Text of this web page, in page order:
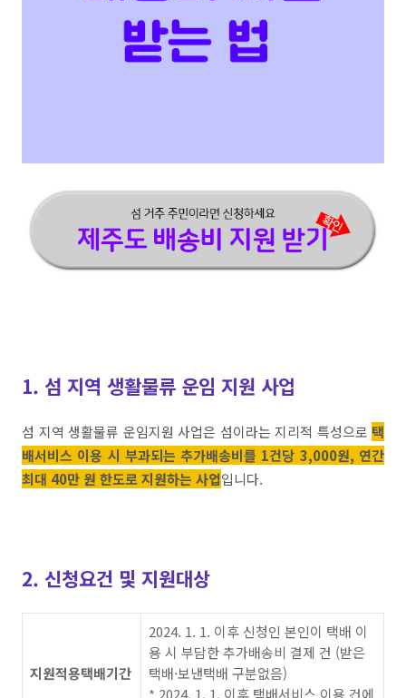
1. 섬 지역 생활물류 운임 지원 사업
섬 지역 생활물류 운임지원 사업은 섬이라는 지리적 특성으로 택
배서비스 이용 시 부과되는 추가배송비를 1건당 3,000원, 연간
최대 40만 원 한도로 지원하는 사업입니다.
2. 신청요건 및 지원대상
지원적용택배기간
2024. 1. 1. 이후 신청인 본인이 택배 이
용 시 부담한 추가배송비 결제 건 (받은
택배·보낸택배 구분없음)
* 2024. 1. 1. 이후 택배서비스 이용 건에